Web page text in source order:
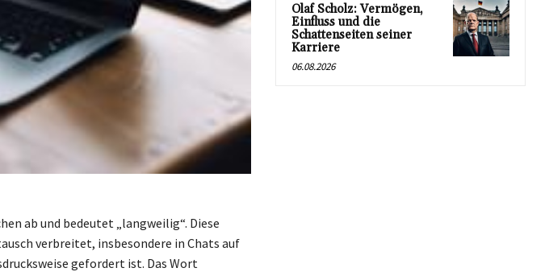
ab und bedeutet „langweilig“. Diese
verbreitet, insbesondere in Chats auf
gefordert ist. Das Wort
Olaf Scholz: Vermögen,
Einfluss und die
Schattenseiten seiner
Karriere
06.08.2026